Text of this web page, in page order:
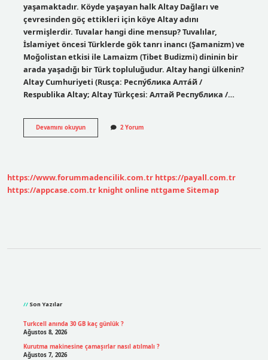
yaşamaktadır. Köyde yaşayan halk Altay Dağları ve
çevresinden göç ettikleri için köye Altay adını
vermişlerdir. Tuvalar hangi dine mensup? Tuvalılar,
İslamiyet öncesi Türklerde gök tanrı inancı (Şamanizm) ve
Moğolistan etkisi ile Lamaizm (Tibet Budizmi) dininin bir
arada yaşadığı bir Türk topluluğudur. Altay hangi ülkenin?
Altay Cumhuriyeti (Rusça: Респу́блика Алта́й /
Respublika Altay; Altay Türkçesi: Алтай Республика /…
Devamını okuyunAltay
Türkleri
2 Yorum
https://www.forummadencilik.com.tr https://payall.com.tr
https://appcase.com.tr knight online nttgame Sitemap
Son Yazılar
Turkcell anında 30 GB kaç günlük ?
Ağustos 8, 2026
Kurutma makinesine çamaşırlar nasıl atılmalı ?
Ağustos 7, 2026